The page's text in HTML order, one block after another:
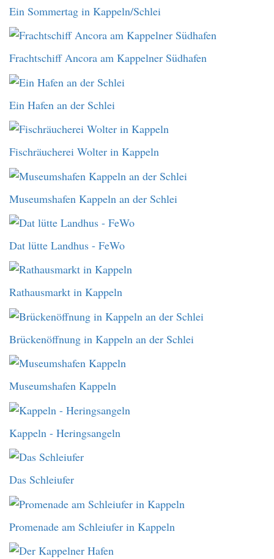
Ein Sommertag in Kappeln/Schlei
Frachtschiff Ancora am Kappelner Südhafen
Ein Hafen an der Schlei
Fischräucherei Wolter in Kappeln
Museumshafen Kappeln an der Schlei
Dat lütte Landhus - FeWo
Rathausmarkt in Kappeln
Brückenöffnung in Kappeln an der Schlei
Museumshafen Kappeln
Kappeln - Heringsangeln
Das Schleiufer
Promenade am Schleiufer in Kappeln